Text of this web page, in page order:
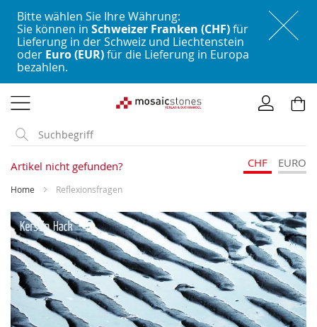
Bitte wählen Sie Ihre Währung:
Sie können in Schweizer Franken (CHF)für
Lieferung in der Schweiz und Liechtenstein
oder Euro (EUR)für die Lieferung in Europa
bezahlen.
zum
Inhalt
Artikel nicht gefunden? CHF EURO
Home Reflexionsfragen
Skip
to
the
end
of
the
images